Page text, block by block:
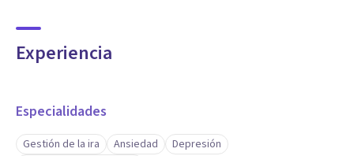
Experiencia
Especialidades
Gestión de la ira Ansiedad
Depresión